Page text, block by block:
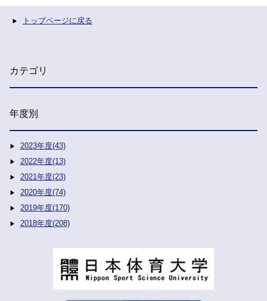
トップページに戻る
カテゴリ
年度別
2023年度(43)
2022年度(13)
2021年度(23)
2020年度(74)
2019年度(170)
2018年度(208)